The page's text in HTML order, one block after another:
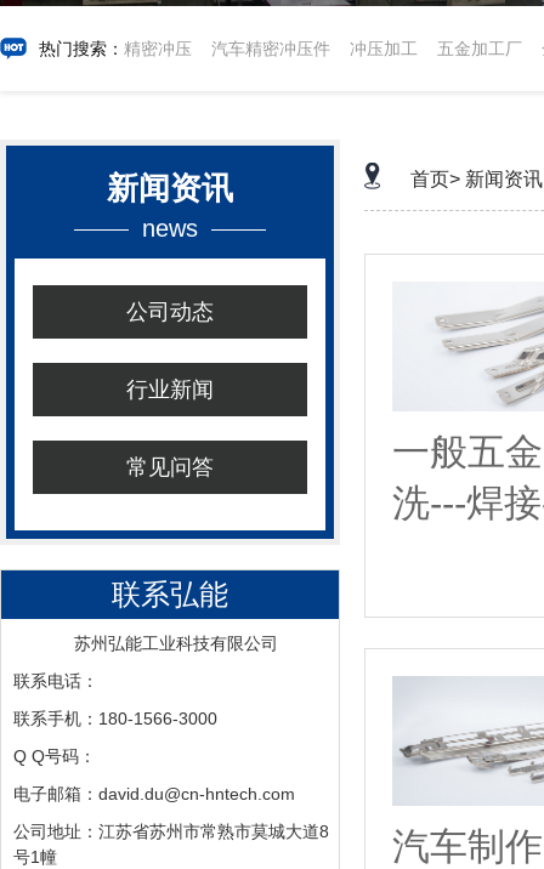
热门搜索： 精密冲压 汽车精密冲压件 冲压加工 五金加工厂
新闻资讯
news
公司动态
行业新闻
常见问答
联系弘能
苏州弘能工业科技有限公司
联系电话：
联系手机：180-1566-3000
Q Q号码：
电子邮箱：david.du@cn-hntech.com
公司地址：江苏省苏州市常熟市莫城大道8
号1幢
首页> 新闻资讯
一般五
洗---焊
汽车制